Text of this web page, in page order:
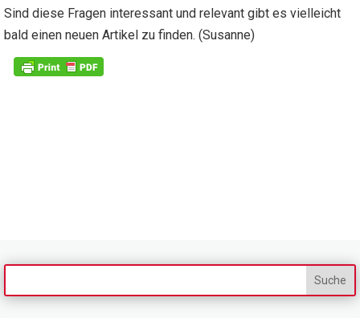
Sind diese Fragen interessant und relevant gibt es vielleicht
bald einen neuen Artikel zu finden. (Susanne)